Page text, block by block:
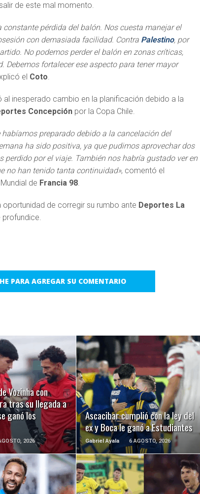
de este mal momento.
constante pérdida del balón. Nos cuesta manejar el
con demasiada facilidad. Contra Palestino, por
No podemos perder el balón en zonas críticas,
Debemos fortalecer ese aspecto para tener mayor
el Coto.
al inesperado cambio en la planificación debido a la
Concepción por la Copa Chile.
preparado debido a la cancelación del
ha sido positiva, ya que pudimos aprovechar dos
perdido por el viaje. También nos habría gustado ver en
no han tenido tanta continuidad», comentó el
de Francia 98.
oportunidad de corregir su rumbo ante Deportes La
profundice.
PARA AGREGAR SU COMENTARIO
Vozinha con
tras su llegada a
ganó los
2026
MÁS
Ascacibar cumplió con la ley del
ex y Boca le ganó a Estudiantes
Gabriel Ayala 6 AGOSTO, 2026
LEER MÁS